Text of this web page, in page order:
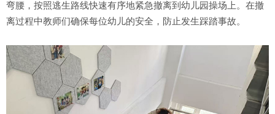
弯腰，按照逃生路线快速有序地紧急撤离到幼儿园操场上。在撤
离过程中教师们确保每位幼儿的安全，防止发生踩踏事故。